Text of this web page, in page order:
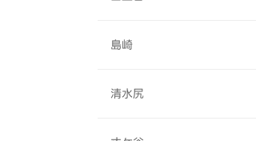
島崎
清水尻